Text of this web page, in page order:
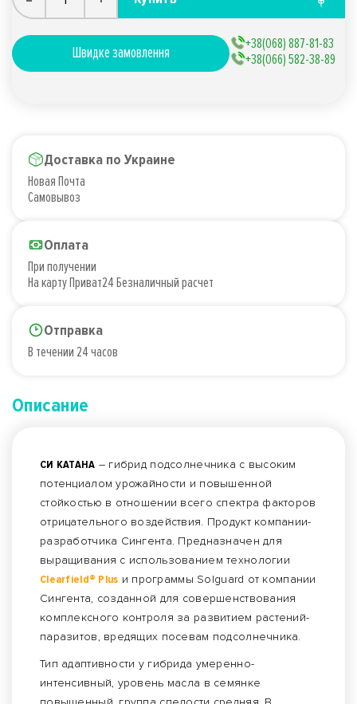
Швидке замовлення
+38(068) 887-81-83
+38(066) 582-38-89
Доставка по Украине
Новая Почта
Самовывоз
Оплата
При получении
На карту Приват24 Безналичный расчет
Отправка
В течении 24 часов
Описание
СИ КАТАНА – гибрид подсолнечника с высоким
потенциалом урожайности и повышенной
стойкостью в отношении всего спектра факторов
отрицательного воздействия. Продукт компании-
разработчика Сингента. Предназначен для
выращивания с использованием технологии
Clearfield® Plus и программы Solguard от компании
Сингента, созданной для совершенствования
комплексного контроля за развитием растений-
паразитов, вредящих посевам подсолнечника.
Тип адаптивности у гибрида умеренно-
интенсивный, уровень масла в семянке